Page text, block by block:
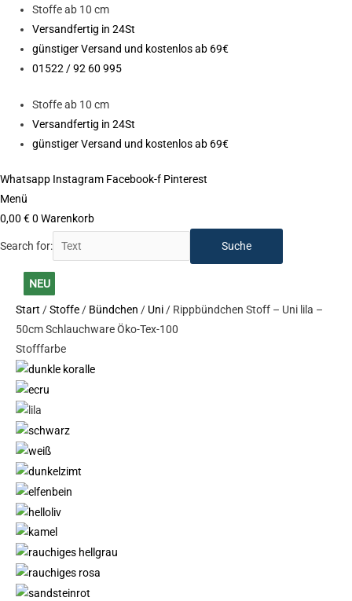
Zum
Inhalt
springen
Stoffe ab 10 cm
Versandfertig in 24St
günstiger Versand und kostenlos ab 69€
01522 / 92 60 995
Stoffe ab 10 cm
Versandfertig in 24St
günstiger Versand und kostenlos ab 69€
Whatsapp Instagram Facebook-f Pinterest
Menü
0,00 €0 Warenkorb
Search for:
NEU
Start /Stoffe/ Bündchen / Uni/ Rippbündchen Stoff – Uni lila –
50cm Schlauchware Öko-Tex-100
Stofffarbe
Rippbündchen
Stoff
-
Uni
lila
-
50cm
Schlauchware
Öko-
Tex-
100
Menge
NEU
NEU
NEU
NEU
NEU
NEU
NEU
NEU
NEU
NEU
NEU